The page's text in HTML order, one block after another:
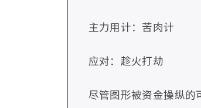
主力用计：苦肉计
应对：趁火打劫
尽管图形被资金操纵的